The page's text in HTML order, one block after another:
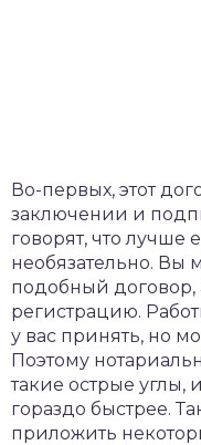
Во-первых, этот
заключении и
говорят, что лучше
необязательно. Вы
подобный договор,
регистрацию.
у вас принять, но
Поэтому
такие острые углы,
гораздо быстрее.
приложить